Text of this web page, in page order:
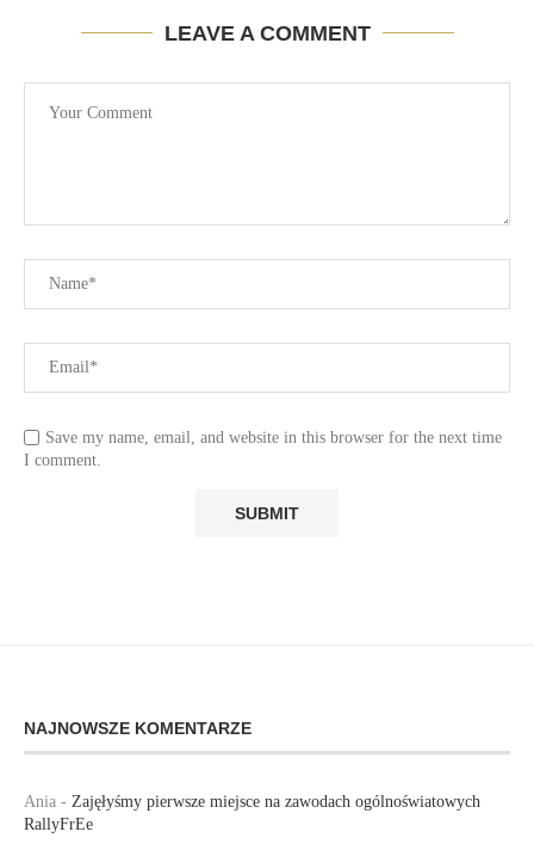
LEAVE A COMMENT
Save my name, email, and website in this browser for the next time
I comment.
NAJNOWSZE KOMENTARZE
Ania - Zajęłyśmy pierwsze miejsce na zawodach ogólnoświatowych
RallyFrEe